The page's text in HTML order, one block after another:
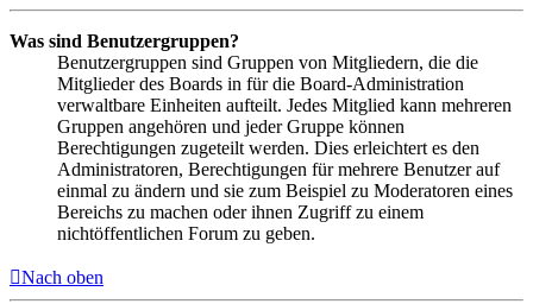
Was sind Benutzergruppen?
Benutzergruppen sind Gruppen von Mitgliedern, die die
Mitglieder des Boards in für die Board-Administration
verwaltbare Einheiten aufteilt. Jedes Mitglied kann mehreren
Gruppen angehören und jeder Gruppe können
Berechtigungen zugeteilt werden. Dies erleichtert es den
Administratoren, Berechtigungen für mehrere Benutzer auf
einmal zu ändern und sie zum Beispiel zu Moderatoren eines
Bereichs zu machen oder ihnen Zugriff zu einem
nichtöffentlichen Forum zu geben.
Nach oben